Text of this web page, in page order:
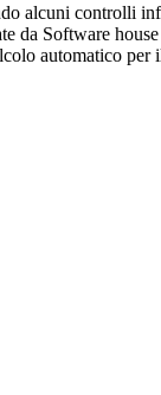
alcuni controlli
Software
automatico